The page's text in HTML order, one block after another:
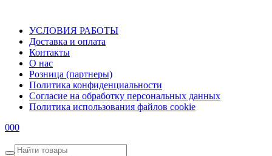
УСЛОВИЯ РАБОТЫ
Доставка и оплата
Контакты
О наc
Розница (партнеры)
Политика конфиденциальности
Согласие на обработку персональных данных
Политика использования файлов сookie
000